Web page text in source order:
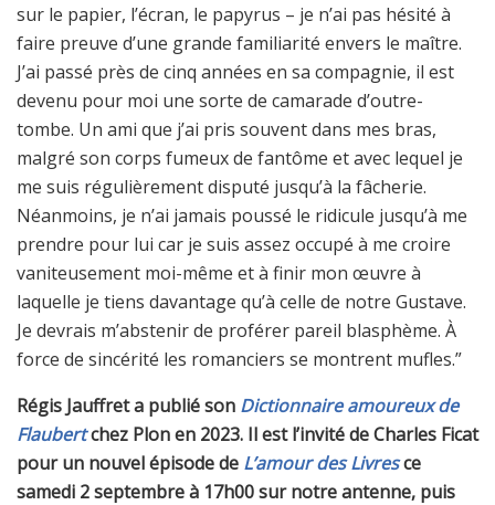
sur le papier, l’écran, le papyrus – je n’ai pas hésité à
faire preuve d’une grande familiarité envers le maître.
J’ai passé près de cinq années en sa compagnie, il est
devenu pour moi une sorte de camarade d’outre-
tombe. Un ami que j’ai pris souvent dans mes bras,
malgré son corps fumeux de fantôme et avec lequel je
me suis régulièrement disputé jusqu’à la fâcherie.
Néanmoins, je n’ai jamais poussé le ridicule jusqu’à me
prendre pour lui car je suis assez occupé à me croire
vaniteusement moi-même et à finir mon œuvre à
laquelle je tiens davantage qu’à celle de notre Gustave.
Je devrais m’abstenir de proférer pareil blasphème. À
force de sincérité les romanciers se montrent mufles.”
Régis Jauffret a publié son Dictionnaire amoureux de
Flaubertchez Plon en 2023. Il est l’invité de Charles Ficat
pour un nouvel épisode de L’amour des Livresce
samedi 2 septembre à 17h00 sur notre antenne, puis